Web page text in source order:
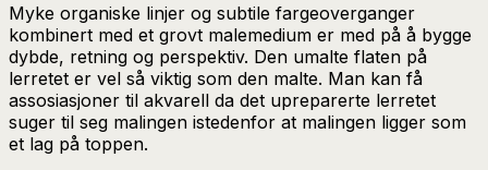
Myke organiske linjer og subtile fargeoverganger
kombinert med et grovt malemedium er med på å bygge
dybde, retning og perspektiv. Den umalte flaten på
lerretet er vel så viktig som den malte. Man kan få
assosiasjoner til akvarell da det upreparerte lerretet
suger til seg malingen istedenfor at malingen ligger som
et lag på toppen.